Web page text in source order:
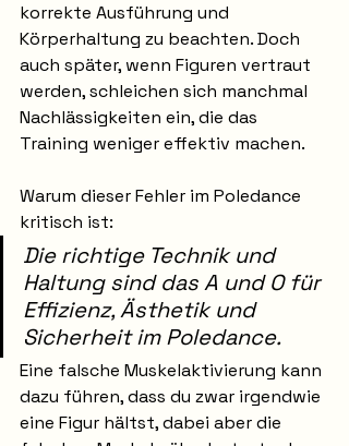
korrekte Ausführung und
Körperhaltung zu beachten. Doch
auch später, wenn Figuren vertraut
werden, schleichen sich manchmal
Nachlässigkeiten ein, die das
Training weniger effektiv machen.
Warum dieser Fehler im Poledance
kritisch ist:
Die richtige Technik und
Haltung sind das A und O für
Effizienz, Ästhetik und
Sicherheit im Poledance.
Eine falsche Muskelaktivierung kann
dazu führen, dass du zwar irgendwie
eine Figur hältst, dabei aber die